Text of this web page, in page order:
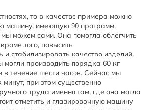
то в качестве примера можно
машину, имеющую 90 программ,
можем сами. Она помогла облегчить
того, повысить
и стабилизировать качество изделий.
производить порядка 60 кг
в течение шести часов. Сейчас мы
минут, при этом существенно
труда именно там, где она могла
отметить и глазировочную машину